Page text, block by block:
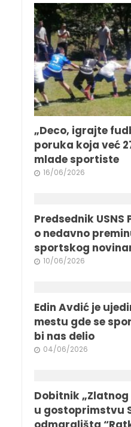
„Deco, igrajte
poruka koja već
mlade sportiste
16/06/2026
Predsednik
o nedavno
sportskog
10/06/2026
Edin Avdić je
mestu gde se
bi nas delio
04/06/2026
Dobitnik
u gostoprimstvu